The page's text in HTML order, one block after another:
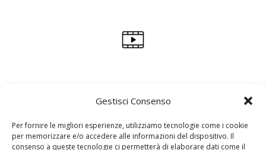
Gestisci Consenso
Per fornire le migliori esperienze, utilizziamo tecnologie come i cookie
per memorizzare e/o accedere alle informazioni del dispositivo. Il
consenso a queste tecnologie ci permetterà di elaborare dati come il